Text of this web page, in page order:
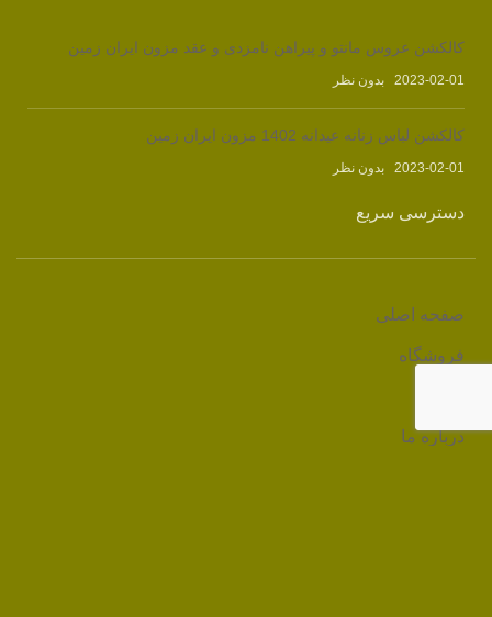
کالکشن عروس مانتو و پیراهن نامزدی و عقد مزون ایران زمین
2023-02-01 بدون نظر
کالکشن لباس زنانه عیدانه 1402 مزون ایران زمین
2023-02-01 بدون نظر
دسترسی سریع
صفحه اصلی
فروشگاه
درباره ما